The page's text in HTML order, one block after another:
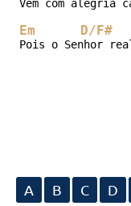
Vem com alegria
Em D/F#
Pois o Senhor
A B C D